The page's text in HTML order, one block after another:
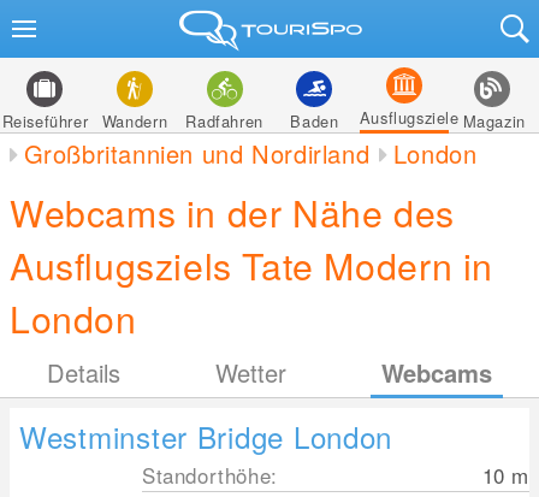
Reiseführer Wandern Radfahren Baden Ausflugsziele Magazin
Großbritannien und Nordirland London
Webcams in der Nähe des
Ausflugsziels Tate Modern in
London
Details Wetter Webcams
Westminster Bridge London
Standorthöhe: 10 m